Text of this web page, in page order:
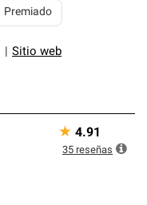
Sitio web
Premiado
★ 4.91
35 reseñas